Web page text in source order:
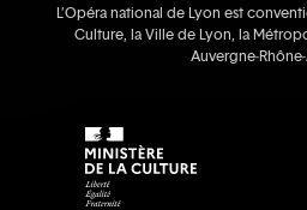
L’Opéra national de Lyon est
Culture, la Ville de Lyon, la